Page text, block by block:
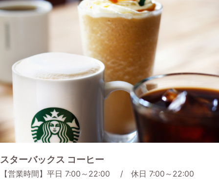
スターバックス コーヒー
【営業時間】平日 7:00～22:00 / 休日 7:00～22:00